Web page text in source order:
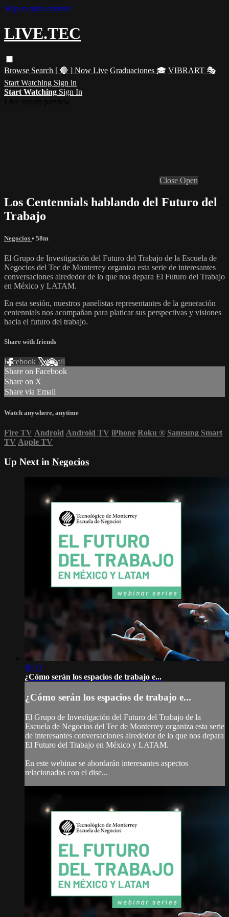
Skip to main content
LIVE.TEC
Browse Search [ 🔴 ] Now Live Graduaciones 🎓 VIBRART 🎭
Start Watching Sign in
Start Watching Sign In
Close Open
Los Centennials hablando del Futuro del
Trabajo
Negocios • 58m
El Grupo de Investigación del Futuro del Trabajo de la Escuela de
Negocios del Tec de Monterrey organiza esta serie de interesantes
conversaciones alrededor de lo que nos depara El Futuro del Trabajo
en México y LATAM.
En esta sesión, nuestros panelistas representantes de la generación
centennials nos acompañan para platicar sus perspectivas y visiones
hacia el futuro del trabajo.
Share with friends
Facebook XEmail
Share on Facebook
Share on X
Share via Email
Watch anywhere, anytime
Fire TV Android Android TV iPhone Roku ® Samsung Smart
TV Apple TV
Up Next in Negocios
49:11
¿Cómo serán los espacios de trabajo e...
¿Cómo serán los espacios de trabajo e...
El Grupo de Investigación del Futuro del Trabajo de la
Escuela de Negocios del Tec de Monterrey organiza esta serie
de interesantes conversaciones alrededor de lo que nos depara
El Futuro del Trabajo en México y LATAM.
En este webinar se abordarán interesantes aspectos
relacionados con el dise...